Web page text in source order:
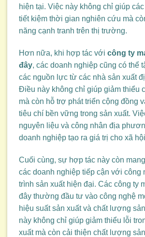
hiện tại. Việc này không chỉ giúp
tiết kiệm thời gian nghiên cứu mà
năng cạnh tranh trên thị trường.
Hơn nữa, khi hợp tác với công ty
đây, các doanh nghiệp cũng có thể
các nguồn lực từ các nhà sản xuất
Điều này không chỉ giúp giảm thiểu
mà còn hỗ trợ phát triển cộng đồng
tiêu chí bền vững trong sản xuất.
nguyên liệu và công nhân địa
doanh nghiệp tạo ra giá trị cho xã
Cuối cùng, sự hợp tác này còn
các doanh nghiệp tiếp cận với công
trình sản xuất hiện đại. Các công ty
đây thường đầu tư vào công nghệ
hiệu suất sản xuất và chất lượng
này không chỉ giúp giảm thiểu lỗi
xuất mà còn cải thiện chất lượng